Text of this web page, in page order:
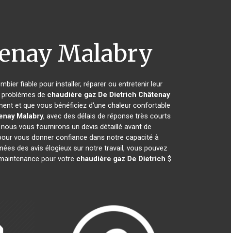
Malabry
fiable pour installer, réparer ou entretenir leur
de chaudière gaz De Dietrich Châtenay
et que vous bénéficiez d'une chaleur confortable
Malabry, avec des délais de réponse très courts
vous fournirons un devis détaillé avant de
vous donner confiance dans notre capacité à
des avis élogieux sur notre travail, vous pouvez
pour votre chaudière gaz De Dietrich $